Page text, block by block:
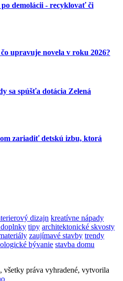
po demolácii - recyklovať či
upravuje novela v roku 2026?
sa spúšťa dotácia Zelená
zariadiť detskú izbu, ktorá
dizajn kreatívne nápady
tipy architektonické skvosty
zaujímavé stavby trendy
bývanie stavba domu
práva vyhradené, vytvorila